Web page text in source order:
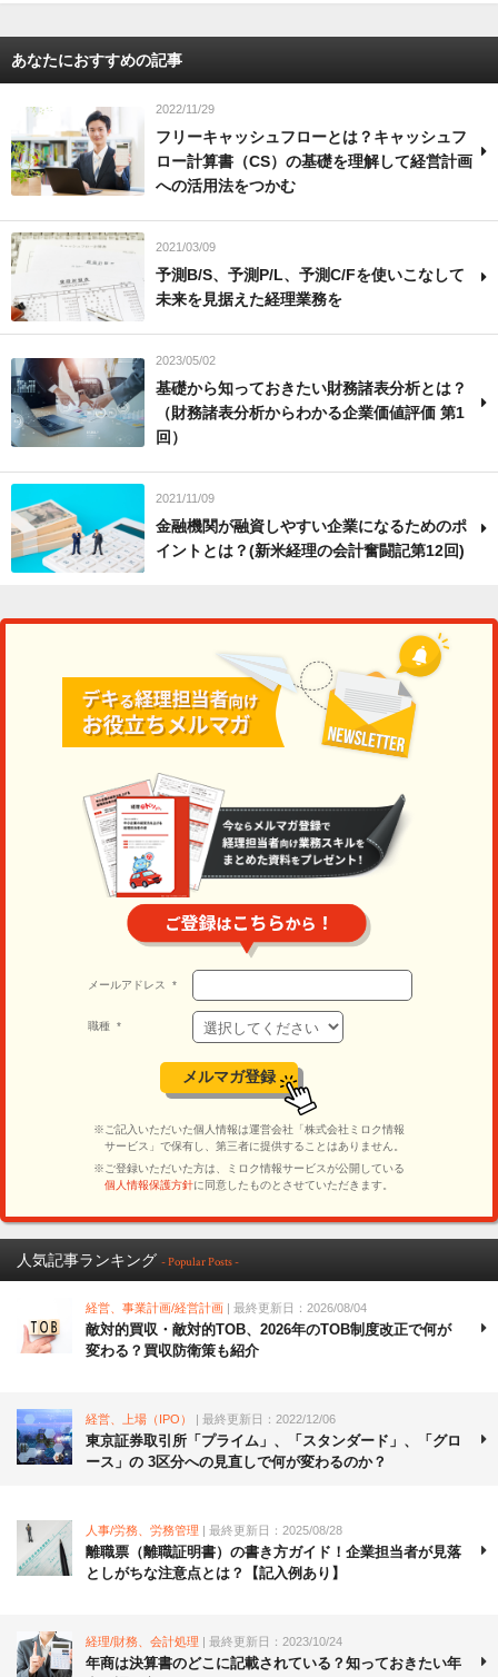
あなたにおすすめの記事
2022/11/29
フリーキャッシュフローとは？キャッシュフ
ロー計算書（CS）の基礎を理解して経営計画
への活用法をつかむ
2021/03/09
予測B/S、予測P/L、予測C/Fを使いこなして
未来を見据えた経理業務を
2023/05/02
基礎から知っておきたい財務諸表分析とは？
（財務諸表分析からわかる企業価値評価 第1
回）
2021/11/09
金融機関が融資しやすい企業になるためのポ
イントとは？(新米経理の会計奮闘記第12回)
人気記事ランキング - Popular Posts -
経営、事業計画/経営計画 | 最終更新日：2026/08/04
敵対的買収・敵対的TOB、2026年のTOB制度改正で何が
変わる？買収防衛策も紹介
経営、上場（IPO） | 最終更新日：2022/12/06
東京証券取引所「プライム」、「スタンダード」、「グロ
ース」の 3区分への見直しで何が変わるのか？
人事/労務、労務管理 | 最終更新日：2025/08/28
離職票（離職証明書）の書き方ガイド！企業担当者が見落
としがちな注意点とは？【記入例あり】
経理/財務、会計処理 | 最終更新日：2023/10/24
年商は決算書のどこに記載されている？知っておきたい年